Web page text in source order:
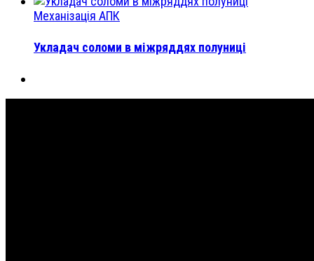
Механізація АПК
Укладач соломи в міжряддях полуниці